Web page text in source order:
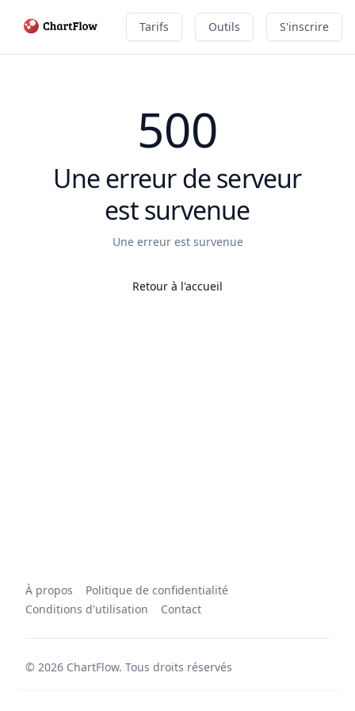
Tarifs Outils S'inscrire
500
Une erreur de serveur
est survenue
Une erreur est survenue
Retour à l'accueil
À propos
Politique de confidentialité
Conditions d'utilisation
Contact
© 2026 ChartFlow. Tous droits réservés